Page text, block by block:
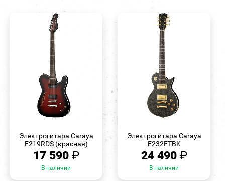
Электрогитара Caraya
E219RDS (красная)
17 590 ₽
В наличии
Электрогитара Caraya
E232FTBK
24 490 ₽
В наличии